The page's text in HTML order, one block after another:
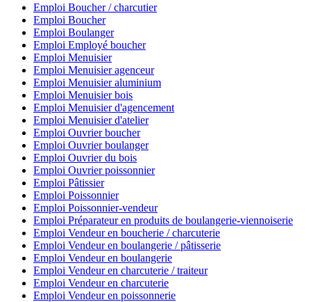
Emploi Boucher / charcutier
Emploi Boucher
Emploi Boulanger
Emploi Employé boucher
Emploi Menuisier
Emploi Menuisier agenceur
Emploi Menuisier aluminium
Emploi Menuisier bois
Emploi Menuisier d'agencement
Emploi Menuisier d'atelier
Emploi Ouvrier boucher
Emploi Ouvrier boulanger
Emploi Ouvrier du bois
Emploi Ouvrier poissonnier
Emploi Pâtissier
Emploi Poissonnier
Emploi Poissonnier-vendeur
Emploi Préparateur en produits de boulangerie-viennoiserie
Emploi Vendeur en boucherie / charcuterie
Emploi Vendeur en boulangerie / pâtisserie
Emploi Vendeur en boulangerie
Emploi Vendeur en charcuterie / traiteur
Emploi Vendeur en charcuterie
Emploi Vendeur en poissonnerie